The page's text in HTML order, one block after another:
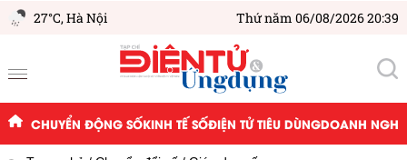
27°C,Hà Nội Thứ năm 06/08/2026 20:39
CHUYỂN ĐỘNG SỐKINH TẾ SỐĐIỆN TỬ TIÊU DÙNGDOANH